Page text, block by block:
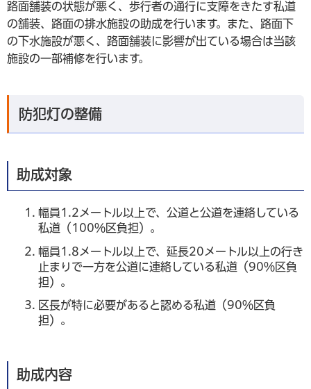
路面舗装の状態が悪く、歩行者の通行に支障をきたす私道
の舗装、路面の排水施設の助成を行います。また、路面下
の下水施設が悪く、路面舗装に影響が出ている場合は当該
施設の一部補修を行います。
防犯灯の整備
助成対象
幅員1.2メートル以上で、公道と公道を連絡している
私道（100％区負担）。
幅員1.8メートル以上で、延長20メートル以上の行き
止まりで一方を公道に連絡している私道（90％区負
担）。
区長が特に必要があると認める私道（90％区負
担）。
助成内容